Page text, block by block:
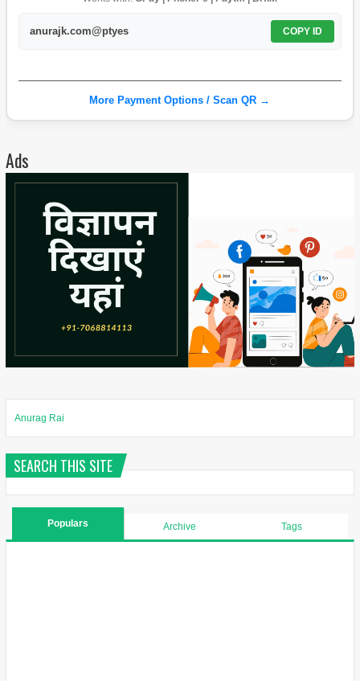
anurajk.com@ptyes COPY ID
More Payment Options / Scan QR →
Ads
Anurag Rai
SEARCH THIS SITE
Populars Archive Tags